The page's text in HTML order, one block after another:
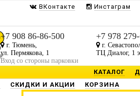
ВКонтакте Инстаграм
+7 908 86-86-500
г. Тюмень,
ул. Пермякова, 1
Вход со стороны парковки
+7 978
г.
ТЦ Диалог, 1
КАТАЛОГ
СКИДКИ И АКЦИИ КОРЗИНА
Будь в курсе наших
Присылаем только то,